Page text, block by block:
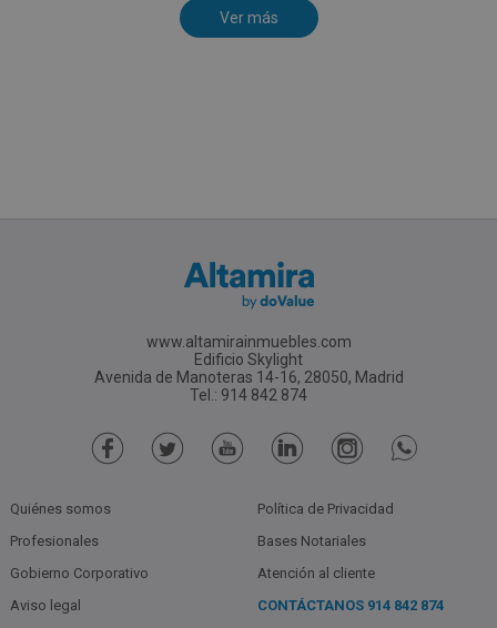
www.altamirainmuebles.com
Edificio Skylight
Avenida de Manoteras 14-16, 28050, Madrid
Tel.: 914 842 874
Quiénes somos
Profesionales
Gobierno Corporativo
Aviso legal
Política de Privacidad
Bases Notariales
Atención al cliente
CONTÁCTANOS 914 842 874